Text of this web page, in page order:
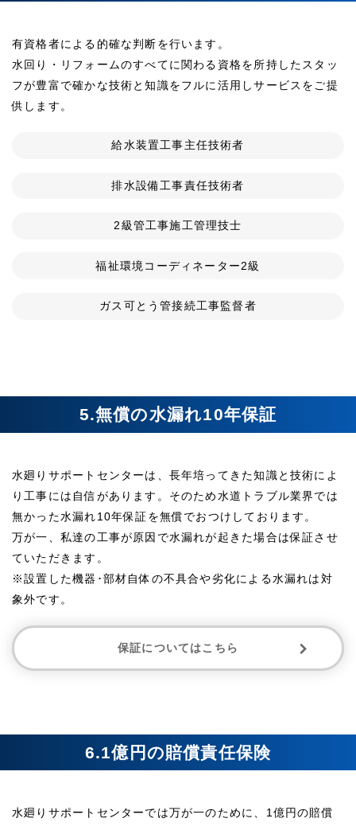
有資格者による的確な判断を行います。
水回り・リフォームのすべてに関わる資格を所持したスタッ
フが豊富で確かな技術と知識をフルに活用しサービスをご提
供します。
給水装置工事主任技術者
排水設備工事責任技術者
2級管工事施工管理技士
福祉環境コーディネーター2級
ガス可とう管接続工事監督者
5.無償の水漏れ10年保証
水廻りサポートセンターは、長年培ってきた知識と技術によ
り工事には自信があります。そのため水道トラブル業界では
無かった水漏れ10年保証を無償でおつけしております。
万が一、私達の工事が原因で水漏れが起きた場合は保証させ
ていただきます。
※設置した機器･部材自体の不具合や劣化による水漏れは対
象外です。
保証についてはこちら
6.1億円の賠償責任保険
水廻りサポートセンターでは万が一のために、1億円の賠償